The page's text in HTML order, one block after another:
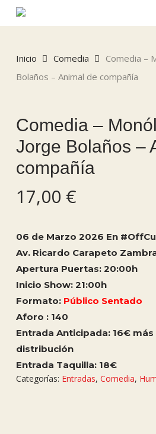
to
content
Inicio Comedia
Comedia –
Bolaños – Animal de compañía
Comedia –
Jorge Bolaños –
compañía
17,00 €
06 de Marzo 2026 En
Av. Ricardo Carapeto
Apertura Puertas: 20:00h
Inicio Show: 21:00h
Formato: Público Sentado
Aforo : 140
Entrada Anticipada: 16€
distribución
Entrada Taquilla: 18€
Categorías: Entradas, Comedia,